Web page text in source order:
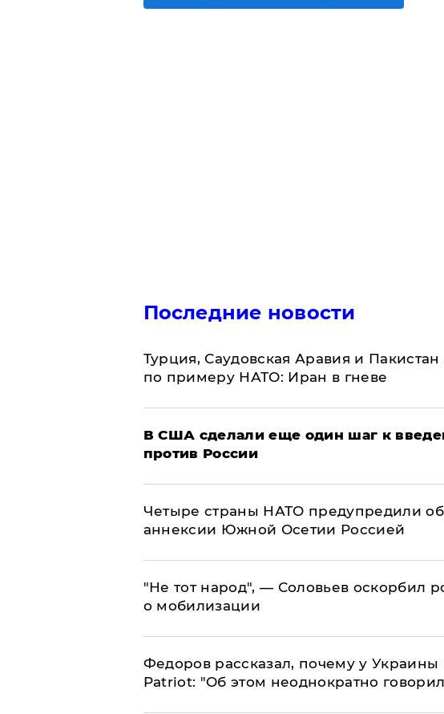
Последние новости
Турция, Саудовская Аравия и
по примеру НАТО: Иран в гневе
В США сделали еще один шаг к
против России
Четыре страны НАТО предупредили
аннексии Южной Осетии Россией
​"Не тот народ", — Соловьев оскорбил
о мобилизации
Федоров рассказал, почему у Украины
Patriot: "Об этом неоднократно